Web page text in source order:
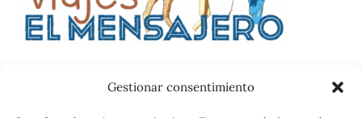
Gestionar consentimiento